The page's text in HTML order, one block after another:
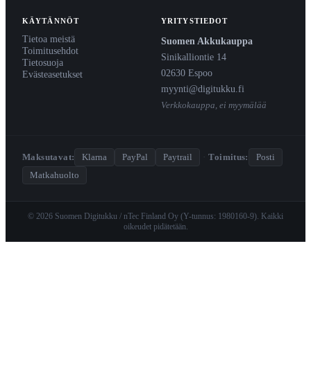
KÄYTÄNNÖT
Tietoa meistä
Toimitusehdot
Tietosuoja
Evästeasetukset
YRITYSTIEDOT
Suomen Akkukauppa
Sinikalliontie 14
02630 Espoo
myynti@digitukku.fi
Verkkokauppa, ei myymälää
Maksutavat: Klarna PayPal Paytrail · Toimitus:
Posti
Matkahuolto
© 2026 Suomen Digitukku / nTec Finland Oy (Y-tunnus: 1980160-9). Kaikki
oikeudet pidätetään.